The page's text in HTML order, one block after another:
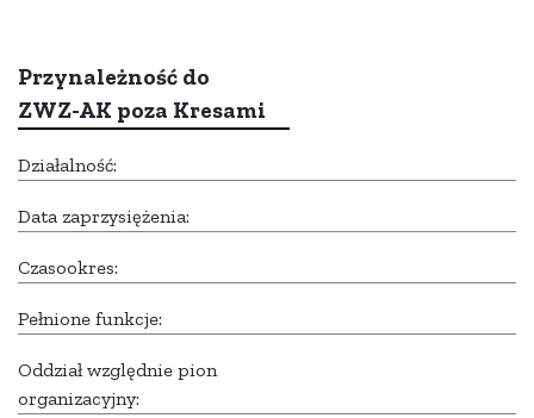
Przynależność do
ZWZ-AK poza Kresami
Działalność:
Data zaprzysiężenia:
Czasookres:
Pełnione funkcje:
Oddział względnie pion
organizacyjny: